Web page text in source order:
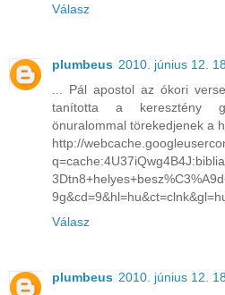
Válasz
plumbeus 2010. június 12.
... Pál apostol az ókori
tanította a keresztény
önuralommal törekedjenek a
http://
Válasz
plumbeus 2010. június 12.